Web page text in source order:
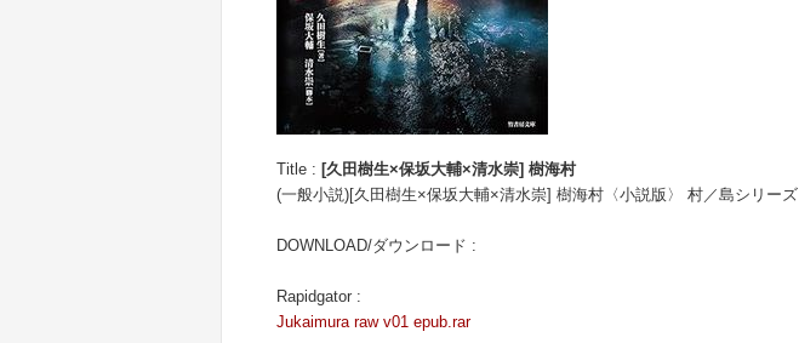
Title : [久田樹生×保坂大輔×清水崇] 樹海村
(一般小説)[久田樹生×保坂大輔×清水崇] 樹海村〈小説版〉 村／島シリーズ
DOWNLOAD/ダウンロード :
Rapidgator :
Jukaimura raw v01 epub.rar